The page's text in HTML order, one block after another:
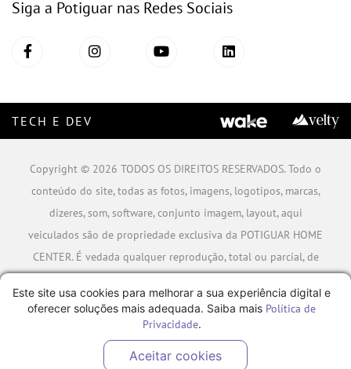
Siga a Potiguar nas Redes Sociais
TECH E DEV
Copyright © 2026 TODOS OS DIREITOS RESERVADOS. Todo o
conteúdo do site, todas as fotos, imagens, logotipos, marcas,
dizeres, som, software, conjunto imagem, layout, aqui
veiculados são de propriedade exclusiva da POTIGUAR HOME
CENTER. É vedada qualquer reprodução, total ou parcial, de
A violação de qualquer direito mencionado implicará na
responsabilização cível e criminal nos termos da Lei.
POTIGUAR MATERIAIS DE CONSTRUÇÃO SA - CNPJ:
06.778.591/0001-09 - Rua Caminho da Boiada Nº 354, São
Este site usa cookies para melhorar a sua experiência digital e
oferecer soluções mais adequada. Saiba mais Política de
Privacidade.
Aceitar cookies